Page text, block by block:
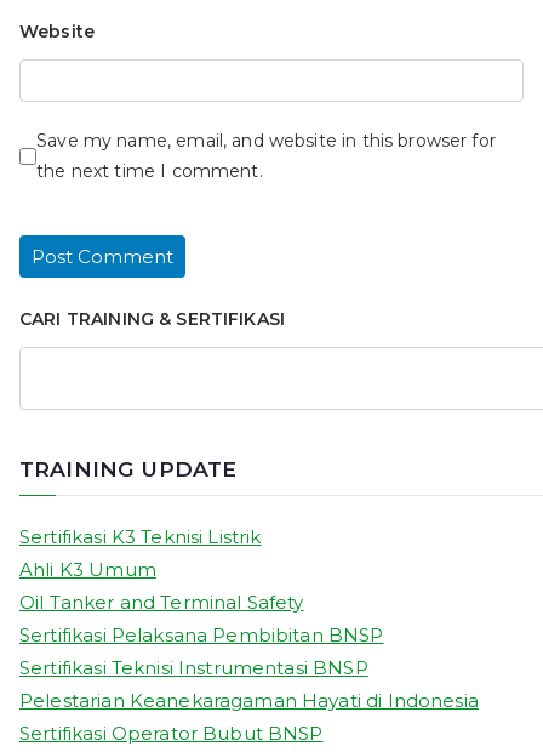
Website
Save my name, email, and website in this browser for
the next time I comment.
CARI TRAINING & SERTIFIKASI
TRAINING UPDATE
Sertifikasi K3 Teknisi Listrik
Ahli K3 Umum
Oil Tanker and Terminal Safety
Sertifikasi Pelaksana Pembibitan BNSP
Sertifikasi Teknisi Instrumentasi BNSP
Pelestarian Keanekaragaman Hayati di Indonesia
Sertifikasi Operator Bubut BNSP